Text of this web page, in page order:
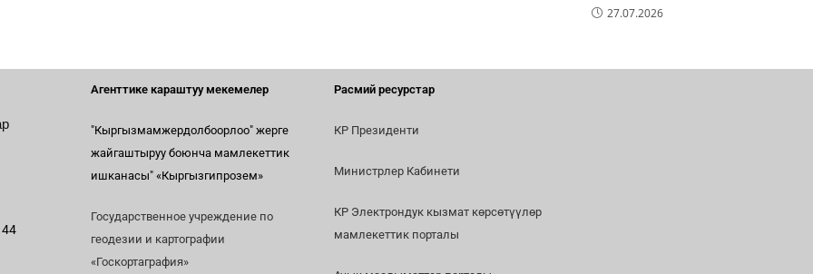
27.07.2026
Агенттике караштуу мекемелер
"Кыргызмамжердолбоорлоо" жерге
жайгаштыруу боюнча мамлекеттик
ишканасы" «Кыргызгипрозем»
Государственное учреждение по
геодезии и картографии
«Госкортаграфия»
Расмий ресурстар
КР Президенти
Министрлер Кабинети
КР Электрондук кызмат көрсөтүүлөр
мамлекеттик порталы